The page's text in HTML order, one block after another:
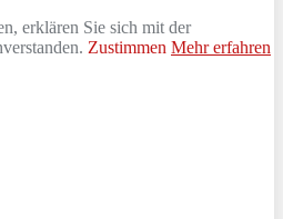
erklären Sie sich mit der
Zustimmen Mehr erfahren